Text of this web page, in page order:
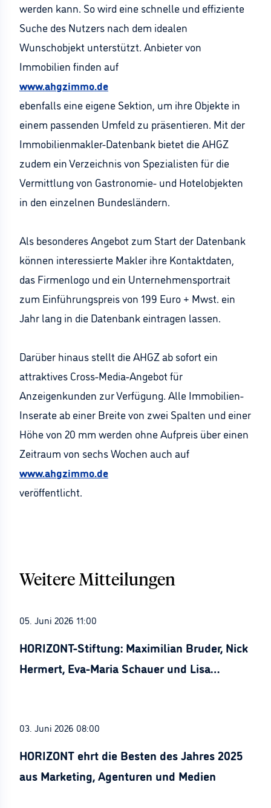
werden kann. So wird eine schnelle und effiziente
Suche des Nutzers nach dem idealen
Wunschobjekt unterstützt. Anbieter von
Immobilien finden auf
www.ahgzimmo.de
ebenfalls eine eigene Sektion, um ihre Objekte in
einem passenden Umfeld zu präsentieren. Mit der
Immobilienmakler-Datenbank bietet die AHGZ
zudem ein Verzeichnis von Spezialisten für die
Vermittlung von Gastronomie- und Hotelobjekten
in den einzelnen Bundesländern.
Als besonderes Angebot zum Start der Datenbank
können interessierte Makler ihre Kontaktdaten,
das Firmenlogo und ein Unternehmensportrait
zum Einführungspreis von 199 Euro + Mwst. ein
Jahr lang in die Datenbank eintragen lassen.
Darüber hinaus stellt die AHGZ ab sofort ein
attraktives Cross-Media-Angebot für
Anzeigenkunden zur Verfügung. Alle Immobilien-
Inserate ab einer Breite von zwei Spalten und einer
Höhe von 20 mm werden ohne Aufpreis über einen
Zeitraum von sechs Wochen auch auf
www.ahgzimmo.de
veröffentlicht.
Weitere Mitteilungen
05. Juni 2026 11:00
HORIZONT-Stiftung: Maximilian Bruder, Nick
Hermert, Eva-Maria Schauer und Lisa
03. Juni 2026 08:00
HORIZONT ehrt die Besten des Jahres 2025
aus Marketing, Agenturen und Medien